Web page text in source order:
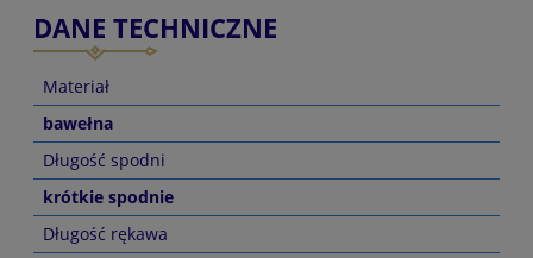
DANE TECHNICZNE
Materiał
bawełna
Długość spodni
krótkie spodnie
Długość rękawa